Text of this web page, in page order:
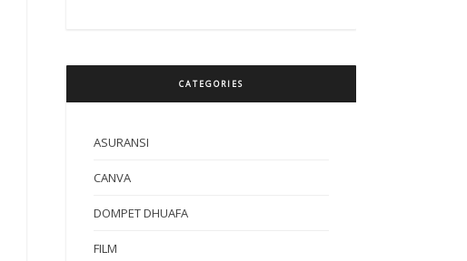
CATEGORIES
ASURANSI
CANVA
DOMPET DHUAFA
FILM